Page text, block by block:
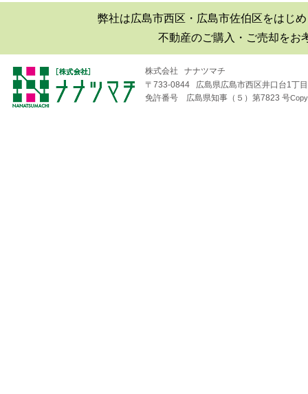
■2018年08月04日
井口台パークスクエアＡ棟
弊社は広島市西区・広島市佐伯区をはじ
不動産のご購入・ご売却をお
株式会社 ナナツマチ
〒733-0844 広島県広島市西区井口台1丁
免許番号 広島県知事（５）第7823 号